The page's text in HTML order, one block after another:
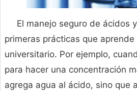
El manejo seguro de ácidos
primeras prácticas que
universitario. Por ejemplo,
para hacer una concentración
agrega agua al ácido, sino que